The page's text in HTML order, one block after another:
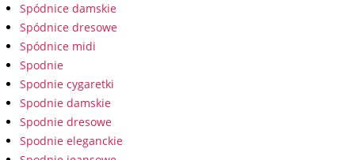
Spódnice damskie
Spódnice dresowe
Spódnice midi
Spodnie
Spodnie cygaretki
Spodnie damskie
Spodnie dresowe
Spodnie eleganckie